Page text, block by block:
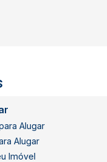
bairros mais completos e
Alugar
Alugar
Imóvel